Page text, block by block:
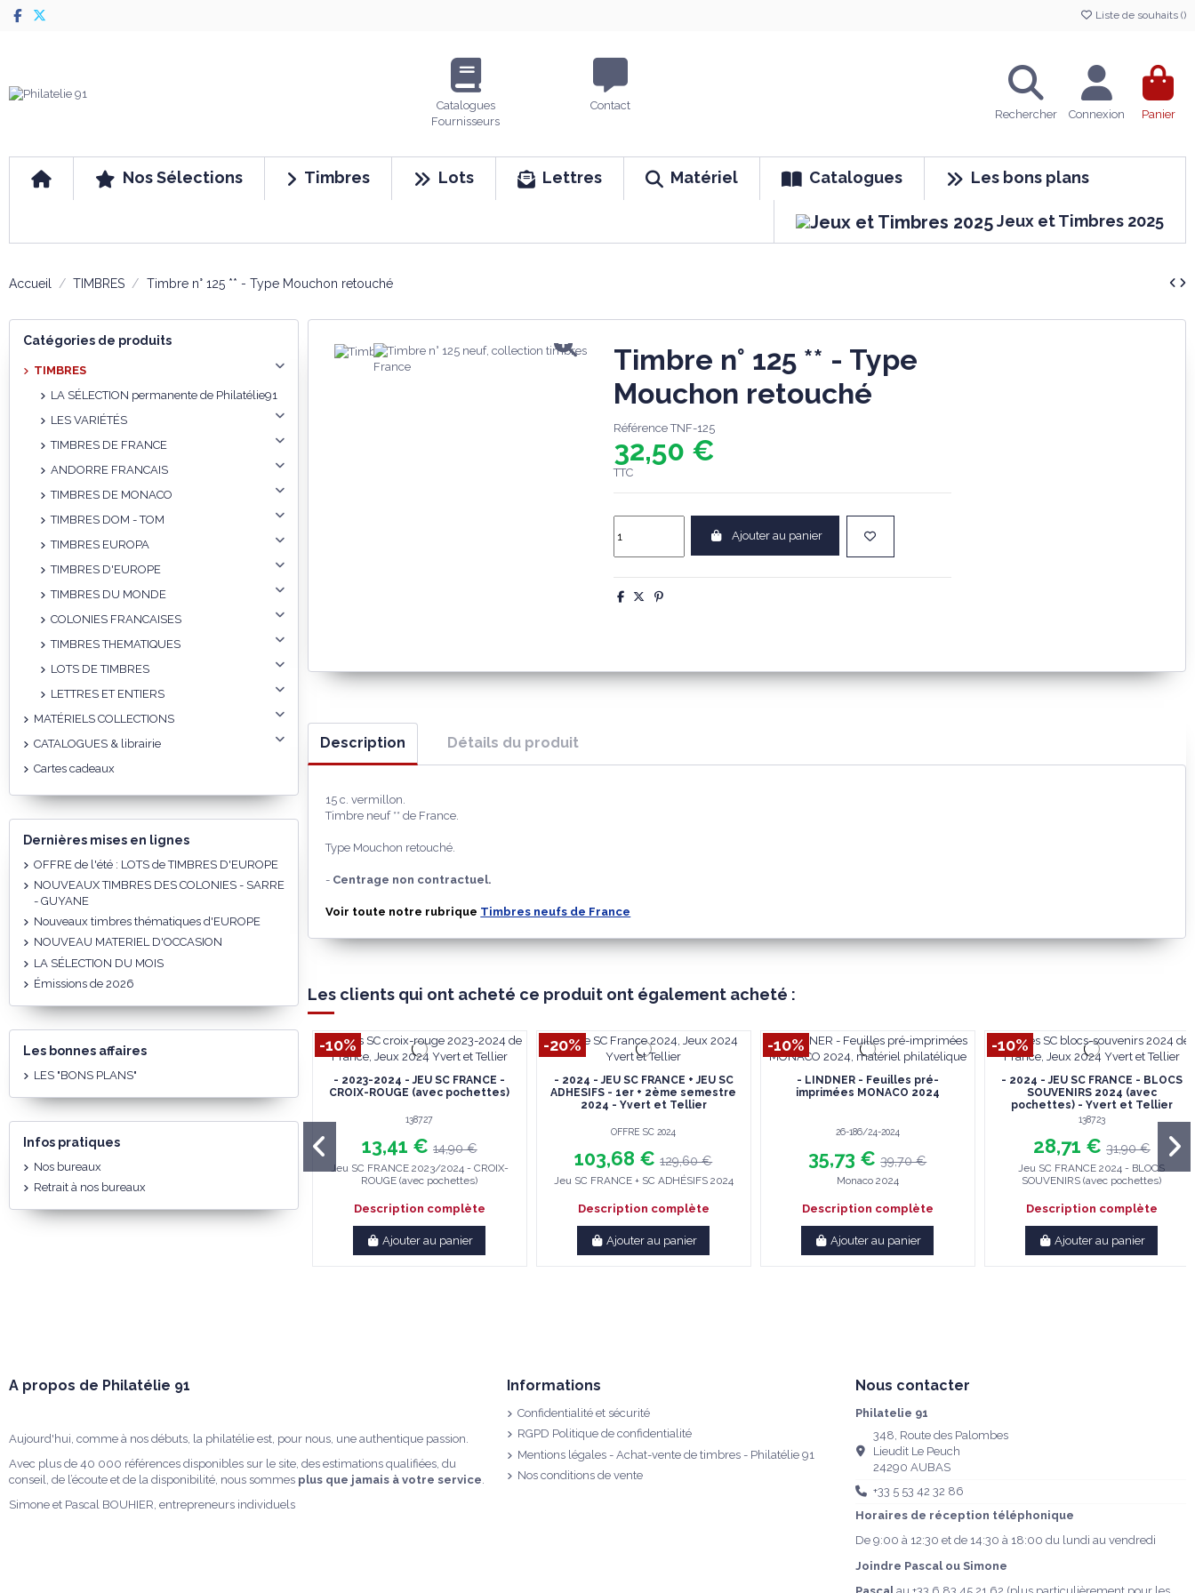
Liste de souhaits ()
Catalogues
Fournisseurs
Contact
Rechercher Connexion Panier
Nos Sélections Timbres Lots Lettres Matériel Catalogues Les bons plans
Jeux et Timbres 2025
Accueil TIMBRES Timbre n° 125 ** - Type Mouchon retouché
Timbre n° 125 ** - Type
Mouchon retouché
Référence TNF-125
32,50 €
TTC
Ajouter au panier
Description Détails du produit
15 c. vermillon.
Timbre neuf ** de France.
Type Mouchon retouché.
- Centrage non contractuel.
Voir toute notre rubrique Timbres neufs de France
Les clients qui ont acheté ce produit ont également acheté :
-10%
- 2023-2024 - JEU SC FRANCE -
CROIX-ROUGE (avec pochettes)
138727
13,41 € 14,90 €
Jeu SC FRANCE 2023/2024 - CROIX-
ROUGE (avec pochettes)
Description complète
Ajouter au panier
-20%
- 2024 - JEU SC FRANCE + JEU SC
ADHESIFS - 1er + 2ème semestre
2024 - Yvert et Tellier
OFFRE SC 2024
103,68 €129,60 €
Jeu SC FRANCE + SC ADHÉSIFS 2024
Description complète
Ajouter au panier
-10%
- LINDNER - Feuilles pré-
imprimées MONACO 2024
26-186/24-2024
35,73 €39,70 €
Monaco 2024
Description complète
Ajouter au panier
-10%
- 2024 - JEU SC FRANCE - BLOCS
SOUVENIRS 2024 (avec
pochettes) - Yvert et Tellier
138723
28,71 € 31,90 €
Jeu SC FRANCE 2024 - BLOCS
SOUVENIRS (avec pochettes)
Description complète
Ajouter au panier
Catégories de produits
TIMBRES
LA SÉLECTION permanente de Philatélie91
LES VARIÉTÉS
TIMBRES DE FRANCE
ANDORRE FRANCAIS
TIMBRES DE MONACO
TIMBRES DOM - TOM
TIMBRES EUROPA
TIMBRES D'EUROPE
TIMBRES DU MONDE
COLONIES FRANCAISES
TIMBRES THEMATIQUES
LOTS DE TIMBRES
LETTRES ET ENTIERS
MATÉRIELS COLLECTIONS
CATALOGUES & librairie
Cartes cadeaux
Dernières mises en lignes
OFFRE de l'été : LOTS de TIMBRES D'EUROPE
NOUVEAUX TIMBRES DES COLONIES - SARRE
- GUYANE
Nouveaux timbres thématiques d'EUROPE
NOUVEAU MATERIEL D'OCCASION
LA SÉLECTION DU MOIS
Émissions de 2026
Les bonnes affaires
LES "BONS PLANS"
Infos pratiques
Nos bureaux
Retrait à nos bureaux
A propos de Philatélie 91
Aujourd'hui, comme à nos débuts, la philatélie est, pour nous, une authentique passion.
Avec plus de 40 000 références disponibles sur le site, des estimations qualifiées, du
conseil, de l’écoute et de la disponibilité, nous sommes plus que jamais à votre service.
Simone et Pascal BOUHIER, entrepreneurs individuels
Informations
Confidentialité et sécurité
RGPD Politique de confidentialité
Mentions légales - Achat-vente de timbres - Philatélie 91
Nos conditions de vente
Nous contacter
Philatelie 91
348, Route des Palombes
Lieudit Le Peuch
24290 AUBAS
+33 5 53 42 32 86
Horaires de réception téléphonique
De 9:00 à 12:30 et de 14:30 à 18:00 du lundi au vendredi
Joindre Pascal ou Simone